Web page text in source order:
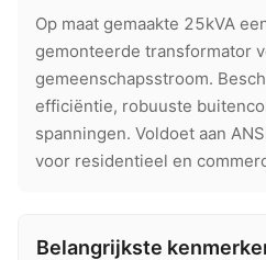
Op maat gemaakte 25kVA
gemonteerde transformator
gemeenschapsstroom.
efficiëntie, robuuste
spanningen. Voldoet aan
voor residentieel en
Belangrijkste